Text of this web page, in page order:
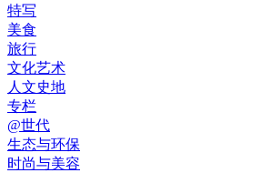
特写
美食
旅行
文化艺术
人文史地
专栏
@世代
生态与环保
时尚与美容